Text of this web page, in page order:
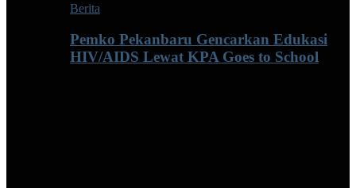
Berita
Pemko Pekanbaru Gencarkan Edukasi
HIV/AIDS Lewat KPA Goes to School